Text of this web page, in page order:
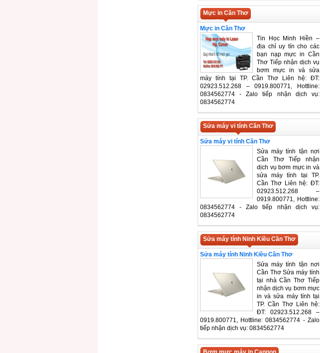
Mực in Cần Thơ
Mực in Cần Thơ
Tin Học Minh Hiền –
địa chỉ uy tín cho các
bạn nạp mực in Cần
Thơ Tiếp nhận dịch vụ
bơm mực in và sửa
máy tính tại TP. Cần Thơ Liên hệ: ĐT:
02923.512.268 – 0919.800771, Hottline:
0834562774 - Zalo tiếp nhận dịch vụ:
0834562774
Sửa máy vi tính Cần Thơ
Sửa máy vi tính Cần Thơ
Sửa máy tính tận nơi
Cần Thơ Tiếp nhận
dịch vụ bơm mực in và
sửa máy tính tại TP.
Cần Thơ Liên hệ: ĐT:
02923.512.268 –
0919.800771, Hottline:
0834562774 - Zalo tiếp nhận dịch vụ:
0834562774
Sửa máy tính Ninh Kiều Cần Thơ
Sửa máy tính Ninh Kiều Cần Thơ
Sửa máy tính tận nơi
Cần Thơ Sửa máy tính
tại nhà Cần Thơ Tiếp
nhận dịch vụ bơm mực
in và sửa máy tính tại
TP. Cần Thơ Liên hệ:
ĐT: 02923.512.268 –
0919.800771, Hottline: 0834562774 - Zalo
tiếp nhận dịch vụ: 0834562774